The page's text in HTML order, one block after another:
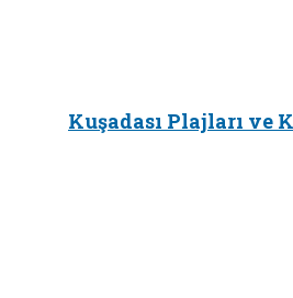
Kuşadası Plajları ve